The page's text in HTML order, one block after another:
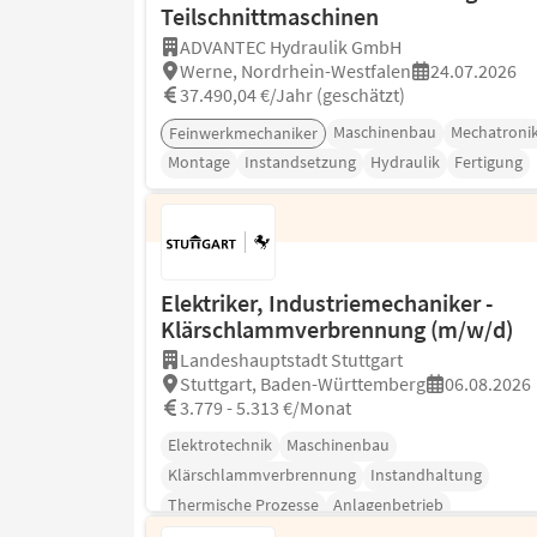
Teilschnittmaschinen
ADVANTEC Hydraulik GmbH
Werne, Nordrhein-Westfalen
24.07.2026
37.490,04 €/Jahr (geschätzt)
Feinwerkmechaniker Maschinenbau
Montage
Instandsetzung Hydraulik Fertigung
Elektriker, Industriemechaniker -
Klärschlammverbrennung (m/w/d)
Landeshauptstadt Stuttgart
Stuttgart, Baden-Württemberg
06.08.2026
3.779 - 5.313 €/Monat
Elektrotechnik
Maschinenbau
Klärschlammverbrennung
Instandhaltung
Thermische Prozesse
Anlagenbetrieb